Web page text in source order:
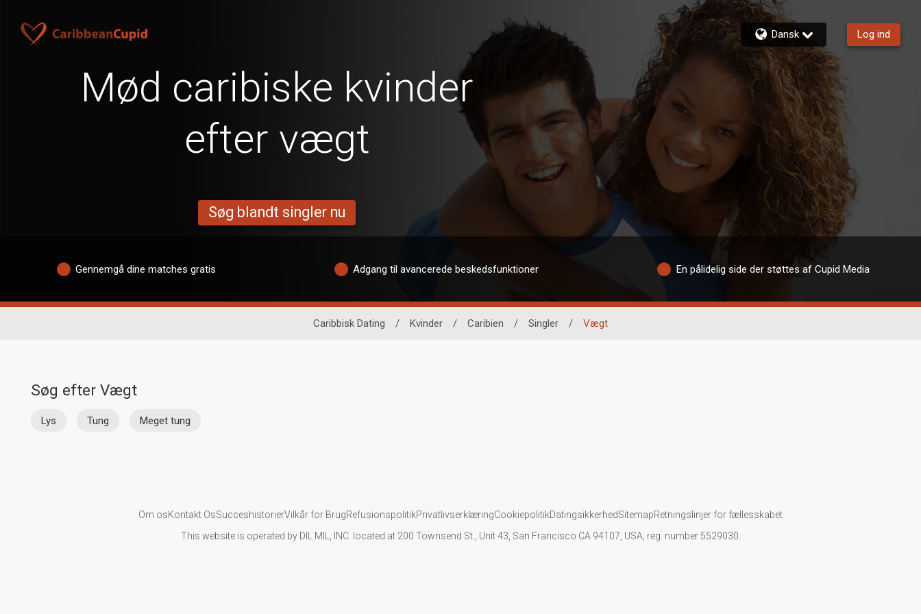
Dansk Log ind
Mød caribiske kvinder
efter vægt
Søg blandt singler nu
Gennemgå dine matches gratis Adgang til avancerede beskedsfunktioner En pålidelig side der støttes af Cupid Media
Caribbisk Dating / Kvinder / Caribien / Singler / Vægt
Søg efter Vægt
Lys Tung Meget tung
Om osKontakt OsSucceshistorierVilkår for BrugRefusionspolitikPrivatlivserklæringCookiepolitikDatingsikkerhedSitemapRetningslinjer for fællesskabet
This website is operated by DIL MIL, INC. located at 200 Townsend St., Unit 43, San Francisco CA 94107, USA, reg. number 5529030.